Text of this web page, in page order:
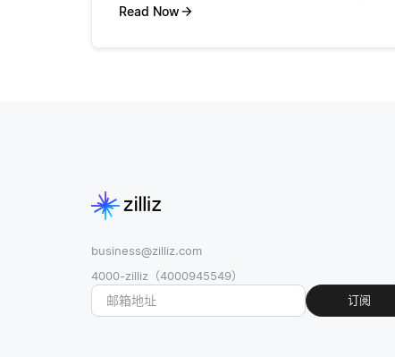
要将来自不同机器或传感器的数据集中
Read Now
business@zilliz.com
4000-zilliz（4000945549）
订阅